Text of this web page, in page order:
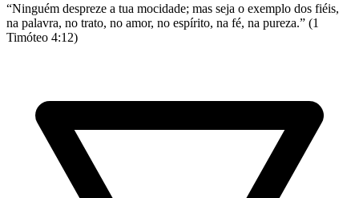
“Ninguém despreze a tua mocidade; mas seja o exemplo dos fiéis,
na palavra, no trato, no amor, no espírito, na fé, na pureza.” (1
Timóteo 4:12)